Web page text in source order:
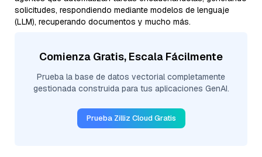
solicitudes, respondiendo mediante modelos de lenguaje
(LLM), recuperando documentos y mucho más.
Comienza Gratis, Escala Fácilmente
Prueba la base de datos vectorial completamente
gestionada construida para tus aplicaciones GenAI.
Prueba Zilliz Cloud Gratis